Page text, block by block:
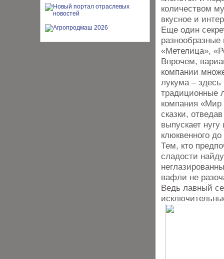
количеством
вкусное и
Еще один
«Метелица»,
Впрочем,
компании
лукума –
традиционные
компания «Мир
сказки,
выпускает
клюквенного
Тем, кто
сладости
вафли не
Ведь лавный